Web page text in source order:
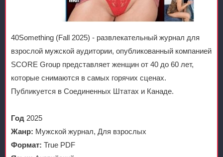
40Something (Fall 2025) - развлекательный журнал для
взрослой мужской аудитории, опубликованный компанией
SCORE Group представляет женщин от 40 до 60 лет,
которые снимаются в самых горячих сценах.
Публикуется в Соединенных Штатах и Канаде.
Год 2025
Жанр: Мужской журнал, Для взрослых
Формат: True PDF